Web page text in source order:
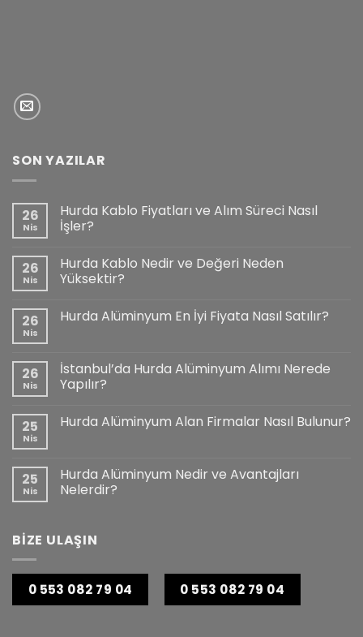
SON YAZILAR
26
Nis
Hurda Kablo Fiyatları ve Alım Süreci Nasıl
İşler?
26
Nis
Hurda Kablo Nedir ve Değeri Neden
Yüksektir?
26
Nis
Hurda Alüminyum En İyi Fiyata Nasıl Satılır?
26
Nis
İstanbul’da Hurda Alüminyum Alımı Nerede
Yapılır?
25
Nis
Hurda Alüminyum Alan Firmalar Nasıl Bulunur?
25
Nis
Hurda Alüminyum Nedir ve Avantajları
Nelerdir?
BİZE ULAŞIN
0 553 082 79 04 0 553 082 79 04